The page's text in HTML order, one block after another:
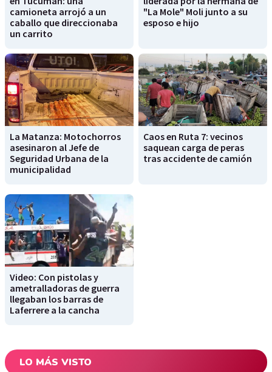
camioneta arrojó a un
caballo que direccionaba
un carrito
"La Mole" Moli junto a su
esposo e hijo
La Matanza: Motochorros
asesinaron al Jefe de
Seguridad Urbana de la
municipalidad
Caos en Ruta 7: vecinos
saquean carga de peras
tras accidente de camión
Video: Con pistolas y
ametralladoras de guerra
llegaban los barras de
Laferrere a la cancha
LO MÁS VISTO